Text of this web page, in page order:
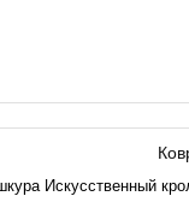
Искусственный